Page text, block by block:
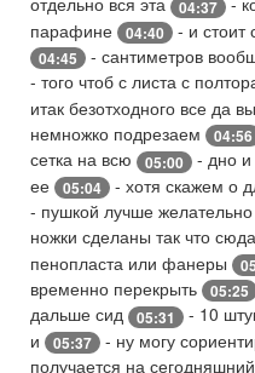
04:37
парафине
04:40 - и стоит
04:45 - сантиметров
- того чтоб с листа с
итак безотходного все да вы
немножко подрезаем
04:56
сетка на всю
05:00
- дно и
ее
05:04 - хотя скажем о
- пушкой лучше желательно
ножки сделаны так что
пенопласта или фанеры
временно перекрыть
05:25
дальше сид
05:31
- 10
и
05:37 - ну могу
получается на